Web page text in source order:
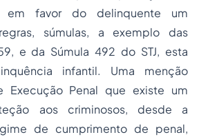
em favor do delinquente um
súmulas, a exemplo das
e da Súmula 492 do STJ, esta
infantil. Uma menção
Penal que existe um
aos criminosos, desde a
de cumprimento de penal,